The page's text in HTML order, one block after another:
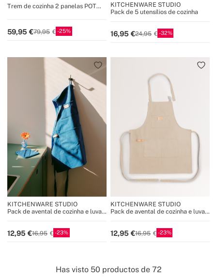
Trem de cozinha 2 panelas POT
59,95 79,95 25
KITCHENWARE STUDIO
Pack de 5 utensílios de cozinha
16,95 24,95 32
KITCHENWARE STUDIO
Pack de avental de cozinha e luva
12,95 16,95 23
KITCHENWARE STUDIO
Pack de avental de cozinha e luva
12,95 16,95 23
Has visto 50 productos de 72